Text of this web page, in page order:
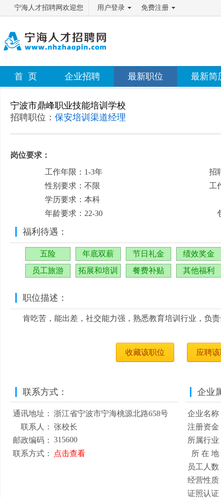
宁海人才招聘网欢迎您 用户登录 免费注册
首 页 企业招聘 最新职位 最新简
宁波市鼎峰职业技能培训学校
招聘职位： 保安培训渠道经理
岗位要求：
工作年限：1-3年
性别要求：不限
学历要求：本科
年龄要求：22-30
招
工
福利待遇：
五险 年底双薪 节日礼金
绩效奖金
员工旅游
拓展和培训 餐费补贴 其他福利
职位描述：
肯吃苦，能出差，社交能力强，熟悉教育培训行业，负
收藏该职位 应聘
联系方式：
通讯地址：
浙江省宁波市宁海桃源北路658号
联系人：
张校长
邮政编码：
315600
联系方式：
点击查看
企业
企业名称
注册资金
所属行业
所 在 地
员工人数
经营性质
证照认证